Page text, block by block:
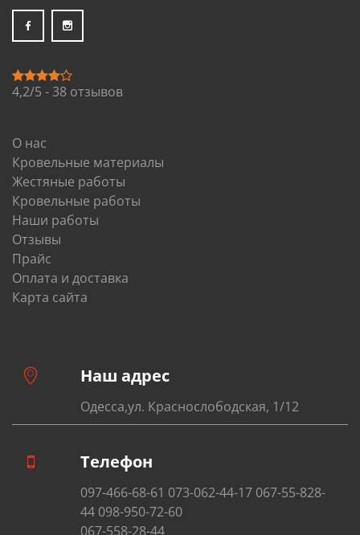
4,2/5 - 38 отзывов
О нас
Кровельные материалы
Жестяные работы
Кровельные работы
Наши работы
Отзывы
Прайс
Оплата и доставка
Карта сайта
Наш адрес
Одесса,ул. Краснослободская, 1/12
Телефон
097-466-68-61 073-062-44-17 067-55-828-
44 098-950-72-60
067-558-28-44